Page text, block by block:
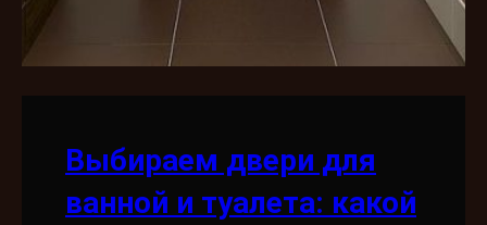
Выбираем двери для
ванной и туалета: какой